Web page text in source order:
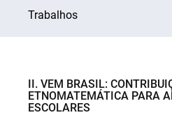
Trabalhos
II. VEM BRASIL:
ETNOMATEMÁTICA PARA
ESCOLARES